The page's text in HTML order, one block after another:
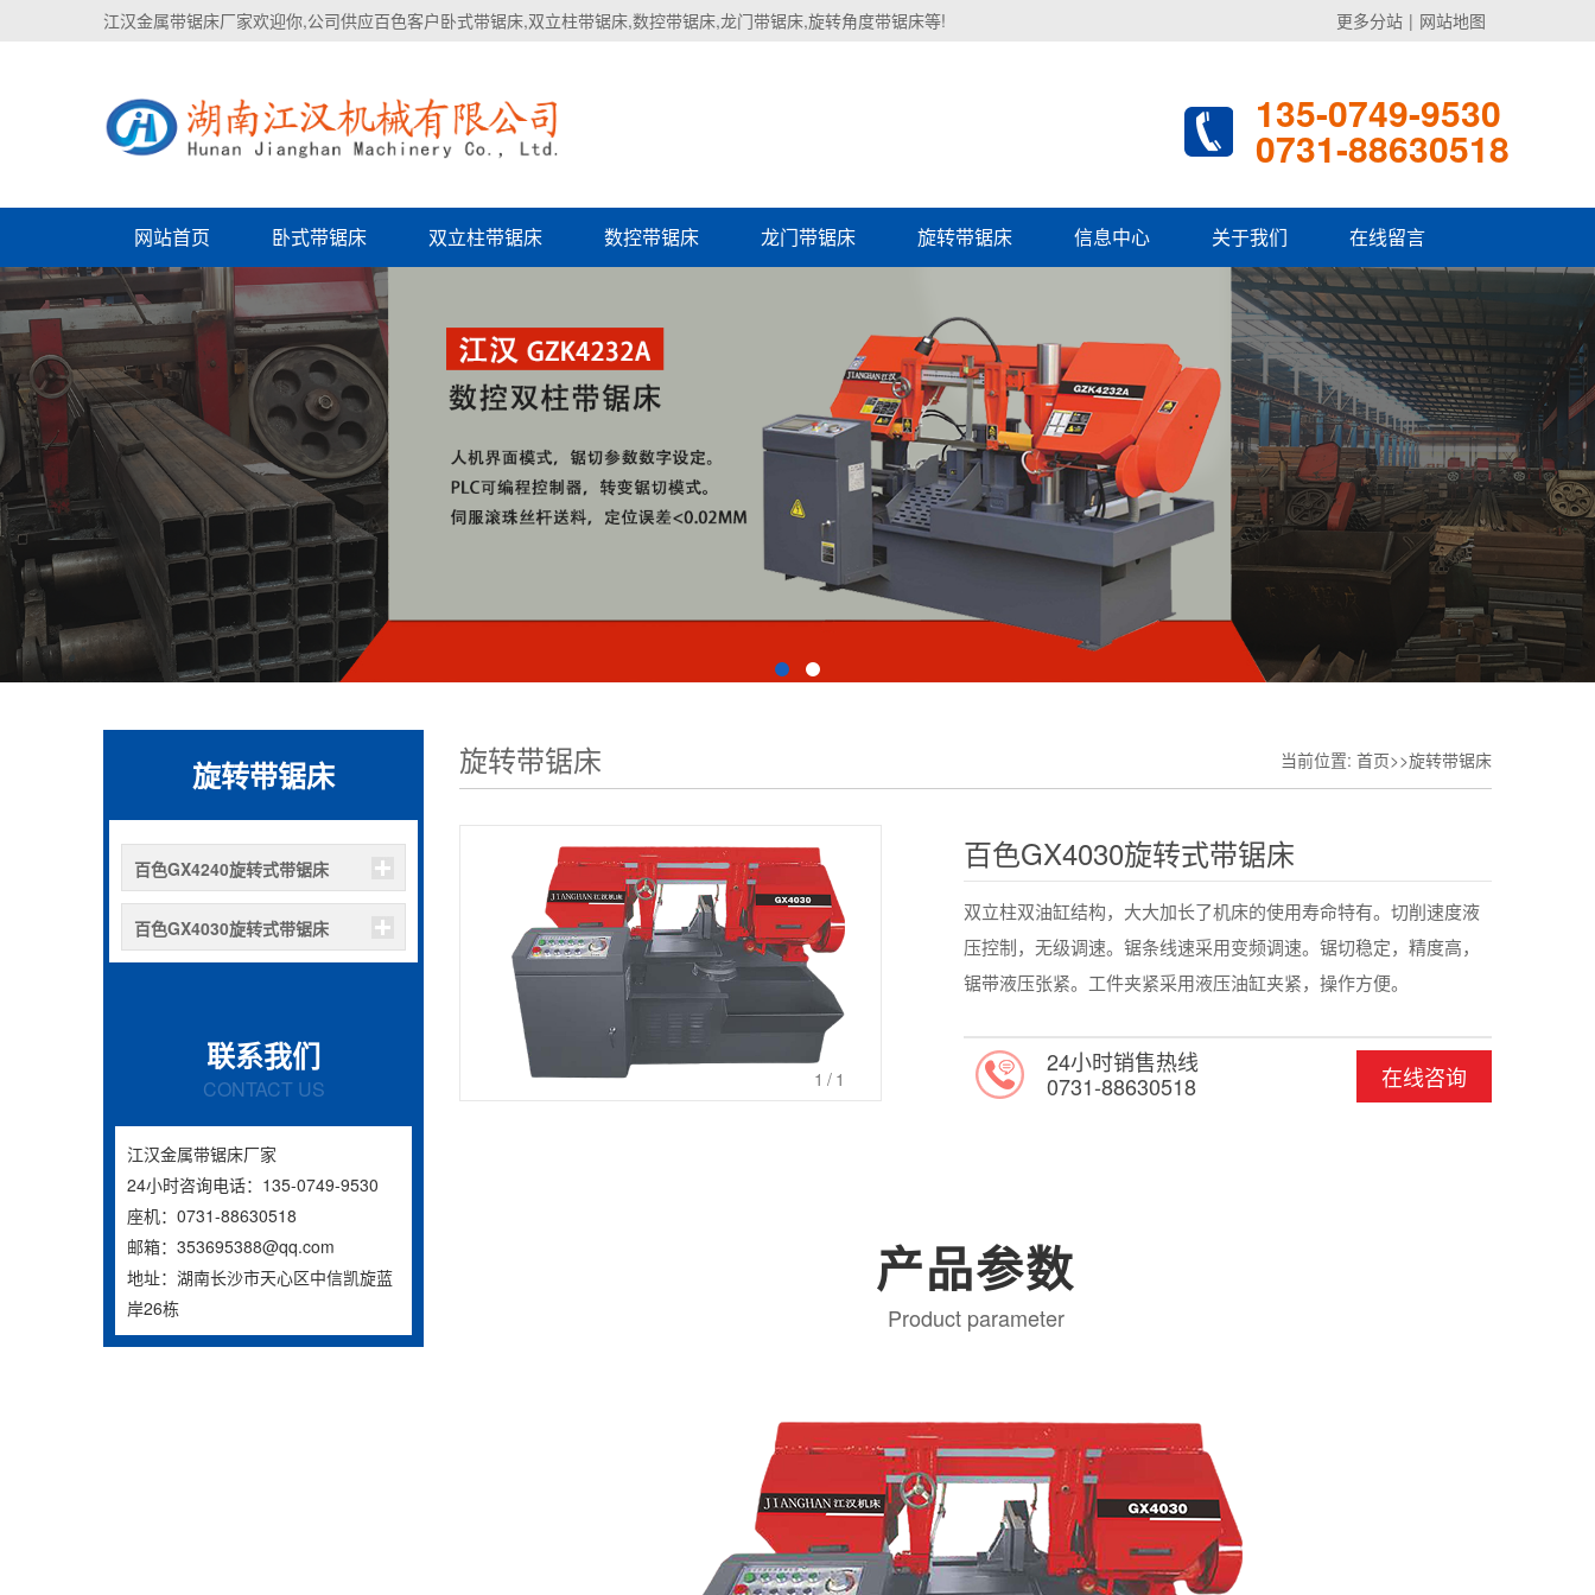
江汉金属带锯床厂家欢迎你,公司供应百色客户卧式带锯床,双立柱带锯床,数控带锯床,龙门带锯床,旋转角度带锯床等! 更多分站 | 网站地图
135-0749-9530
0731-88630518
网站首页 卧式带锯床 双立柱带锯床 数控带锯床 龙门带锯床 旋转带锯床 信息中心 关于我们 在线留言
旋转带锯床
百色GX4240旋转式带锯床
百色GX4030旋转式带锯床
联系我们
CONTACT US
江汉金属带锯床厂家
24小时咨询电话：135-0749-9530
座机：0731-88630518
邮箱：353695388@qq.com
地址：湖南长沙市天心区中信凯旋蓝
岸26栋
旋转带锯床 当前位置: 首页>>旋转带锯床
1 /1
百色GX4030旋转式带锯床
双立柱双油缸结构，大大加长了机床的使用寿命特有。切削速度液
压控制，无级调速。锯条线速采用变频调速。锯切稳定，精度高，
锯带液压张紧。工件夹紧采用液压油缸夹紧，操作方便。
在线咨询
24小时销售热线
0731-88630518
产品参数
Product parameter